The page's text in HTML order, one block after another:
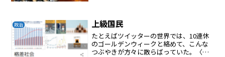
政治 上級国民
たとえばツイッターの世界では、10連休
のゴールデンウィークと絡めて、こんな
つぶやきが方々に散らばっていた。〈モ